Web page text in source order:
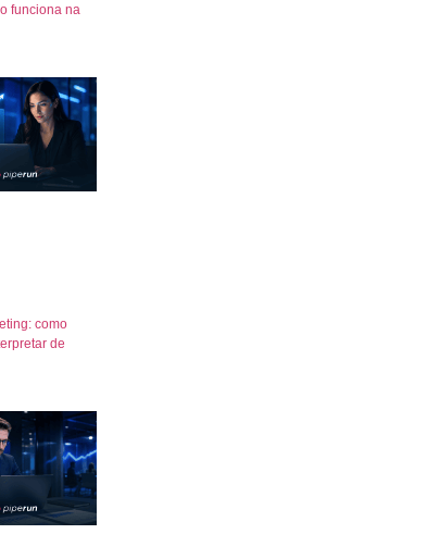
funciona na
como
de